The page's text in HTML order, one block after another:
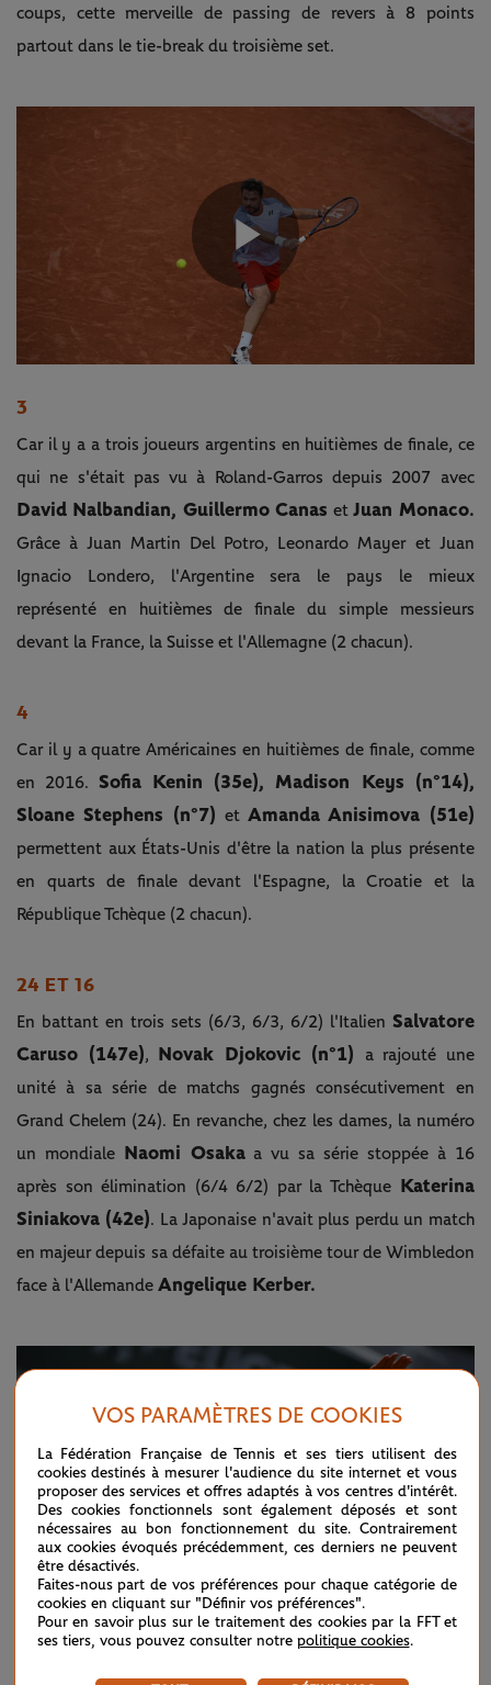
coups, cette merveille de passing de revers à 8 points
partout dans le tie-break du troisième set.
Play
3
Car il y a a trois joueurs argentins en huitièmes de finale, ce
qui ne s'était pas vu à Roland-Garros depuis 2007 avec
David Nalbandian, Guillermo CanasetJuan Monaco.
Grâce à Juan Martin Del Potro, Leonardo Mayer et Juan
Ignacio Londero, l'Argentine sera le pays le mieux
représenté en huitièmes de finale du simple messieurs
devant la France, la Suisse et l'Allemagne (2 chacun).
4
Car il y a quatre Américaines en huitièmes de finale, comme
en 2016.Sofia Kenin (35e), Madison Keys (n°14),
Sloane Stephens (n°7) etAmanda Anisimova (51e)
permettent aux États-Unis d'être la nation la plus présente
en quarts de finale devant l'Espagne, la Croatie et la
République Tchèque (2 chacun).
24 ET 16
En battant en trois sets (6/3, 6/3, 6/2) l'Italien Salvatore
Caruso (147e), Novak Djokovic (n°1)
a rajouté une
unité à sa série de matchs gagnés consécutivement en
Grand Chelem (24). En revanche, chez les dames, la numéro
un mondiale
Naomi Osakaa vu sa série stoppée à 16
après son élimination (6/4 6/2) par la Tchèque
Katerina
Siniakova (42e). La Japonaise n'avait plus perdu un match
en majeur depuis sa défaite au troisième tour de Wimbledon
face à l'Allemande Angelique Kerber.
VOS PARAMÈTRES DE COOKIES
La Fédération Française de Tennis et ses tiers utilisent des
cookies destinés à mesurer l'audience du site internet et vous
proposer des services et offres adaptés à vos centres d'intérêt.
Des cookies fonctionnels sont également déposés et sont
nécessaires au bon fonctionnement du site. Contrairement
aux cookies évoqués précédemment, ces derniers ne peuvent
être désactivés.
Faites-nous part de vos préférences pour chaque catégorie de
cookies en cliquant sur "Définir vos préférences".
Pour en savoir plus sur le traitement des cookies par la FFT et
ses tiers, vous pouvez consulter notre politique cookies.